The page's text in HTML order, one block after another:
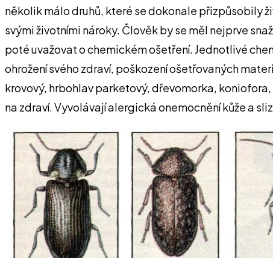
několik málo druhů, které se dokonale přizpůsobily
svými životními nároky. Člověk by se měl nejprve
poté uvažovat o chemickém ošetření. Jednotlivé
ohrožení svého zdraví, poškození ošetřovaných
krovový, hrbohlav parketový, dřevomorka,
na zdraví. Vyvolávají alergická onemocnění kůže a